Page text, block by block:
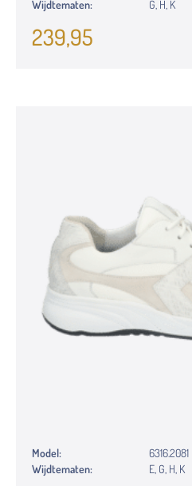
Wijdtematen: G, H, K
239,95
Model:
6316.2081
Wijdtematen:
E, G, H, K